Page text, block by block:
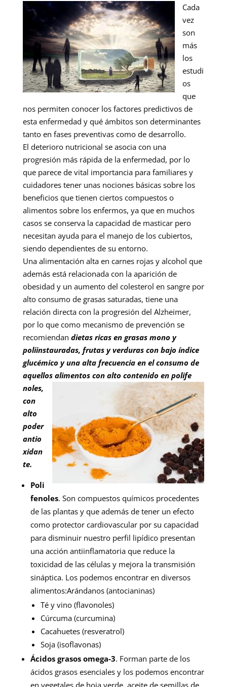
Cada
vez
son
más
los
estudi
os
que
nos permiten conocer los factores predictivos de
esta enfermedad y qué ámbitos son determinantes
tanto en fases preventivas como de desarrollo.
El deterioro nutricional se asocia con una
progresión más rápida de la enfermedad, por lo
que parece de vital importancia para familiares y
cuidadores tener unas nociones básicas sobre los
beneficios que tienen ciertos compuestos o
alimentos sobre los enfermos, ya que en muchos
casos se conserva la capacidad de masticar pero
necesitan ayuda para el manejo de los cubiertos,
siendo dependientes de su entorno.
Una alimentación alta en carnes rojas y alcohol que
además está relacionada con la aparición de
obesidad y un aumento del colesterol en sangre por
alto consumo de grasas saturadas, tiene una
relación directa con la progresión del Alzheimer,
por lo que como mecanismo de prevención se
recomiendan dietas ricas en grasas mono y
poliinstauradas, frutas y verduras con bajo índice
glucémico y una alta frecuencia en el consumo de
aquellos alimentos con alto contenido en polife
noles,
con
alto
poder
antio
xidan
te.
Poli
fenoles. Son compuestos químicos procedentes
de las plantas y que además de tener un efecto
como protector cardiovascular por su capacidad
para disminuir nuestro perfil lipídico presentan
una acción antiinflamatoria que reduce la
toxicidad de las células y mejora la transmisión
sináptica. Los podemos encontrar en diversos
alimentos:Arándanos (antocianinas)
Té y vino (flavonoles)
Cúrcuma (curcumina)
Cacahuetes (resveratrol)
Soja (isoflavonas)
Ácidos grasos omega-3. Forman parte de los
ácidos grasos esenciales y los podemos encontrar
en vegetales de hoja verde, aceite de semillas de